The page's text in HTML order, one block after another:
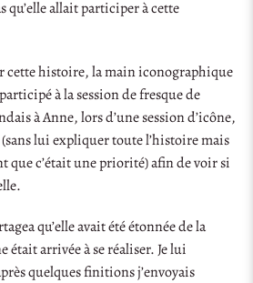
qu’elle allait participer à cette
histoire, la main iconographique
à la session de fresque de
à Anne, lors d’une session d’icône,
lui expliquer toute l’histoire mais
que c’était une priorité) afin de voir si
qu’elle avait été étonnée de la
était arrivée à se réaliser. Je lui
quelques finitions j’envoyais